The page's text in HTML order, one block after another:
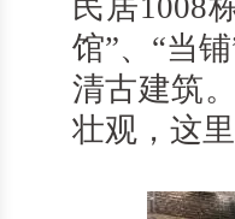
民居1008
馆”、“当
清古建筑
壮观，这